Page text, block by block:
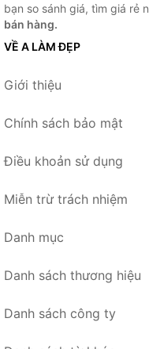
bạn so sánh giá, tìm giá rẻ
bán hàng.
VỀ A LÀM ĐẸP
Giới thiệu
Chính sách bảo mật
Điều khoản sử dụng
Miễn trừ trách nhiệm
Danh mục
Danh sách thương hiệu
Danh sách công ty